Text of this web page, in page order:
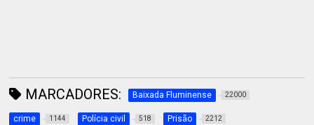
MARCADORES: Baixada Fluminense 22000
crime 1144 Polícia civil 518 Prisão 2212